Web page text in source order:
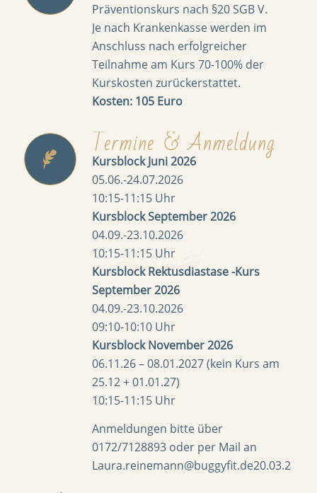
Präventionskurs nach §20 SGB V.
Je nach Krankenkasse werden im
Anschluss nach erfolgreicher
Teilnahme am Kurs 70-100% der
Kurskosten zurückerstattet.
Kosten: 105 Euro
Termine & Anmeldung
Kursblock Juni 2026
05.06.-24.07.2026
10:15-11:15 Uhr
Kursblock September 2026
04.09.-23.10.2026
10:15-11:15 Uhr
Kursblock Rektusdiastase -Kurs
September 2026
04.09.-23.10.2026
09:10-10:10 Uhr
Kursblock November 2026
06.11.26 – 08.01.2027 (kein Kurs am
25.12 + 01.01.27)
10:15-11:15 Uhr
Anmeldungen bitte über
0172/7128893oder per Mail an
Laura.reinemann@buggyfit.de20.03.2